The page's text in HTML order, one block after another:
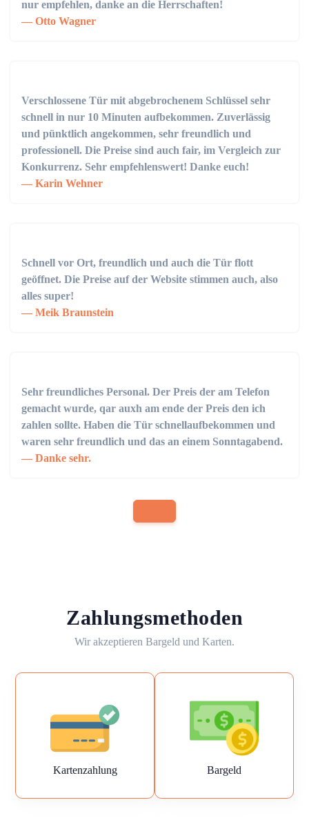
nur empfehlen, danke an die Herrschaften!
Otto Wagner
Verschlossene Tür mit abgebrochenem Schlüssel sehr
schnell in nur 10 Minuten aufbekommen. Zuverlässig
und pünktlich angekommen, sehr freundlich und
professionell. Die Preise sind auch fair, im Vergleich zur
Konkurrenz. Sehr empfehlenswert! Danke euch!
Karin Wehner
Schnell vor Ort, freundlich und auch die Tür flott
geöffnet. Die Preise auf der Website stimmen auch, also
alles super!
Meik Braunstein
Sehr freundliches Personal. Der Preis der am Telefon
gemacht wurde, qar auxh am ende der Preis den ich
zahlen sollte. Haben die Tür schnellaufbekommen und
waren sehr freundlich und das an einem Sonntagabend.
Danke sehr.
Zahlungsmethoden
Wir akzeptieren Bargeld und Karten.
Kartenzahlung Bargeld